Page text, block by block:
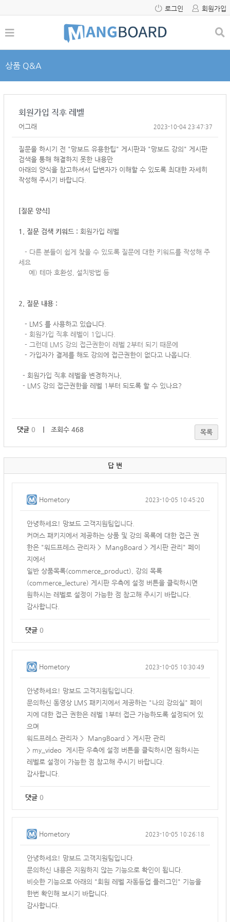
로그인 회원가입
상품 Q&A
회원가입 직후 레벨
어그래 2023-10-04 23:47:37
질문을 하시기 전 "망보드 유용한팁" 게시판과 "망보드 강의" 게시판
검색을 통해 해결하지 못한 내용만
아래의 양식을 참고하셔서 답변자가 이해할 수 있도록 최대한 자세히
작성해 주시기 바랍니다.
[질문 양식]
1. 질문 검색 키워드 : 회원가입 레벨
- 다른 분들이 쉽게 찾을 수 있도록 질문에 대한 키워드를 작성해 주
세요
예) 테마 호환성, 설치방법 등
2. 질문 내용 :
- LMS 를 사용하고 있습니다.
- 회원가입 직후 레벨이 1입니다.
- 그런데 LMS 강의 접근권한이 레벨 2부터 되기 때문에
- 가입자가 결제를 해도 강의에 접근권한이 없다고 나옵니다.
- 회원가입 직후 레벨을 변경하거나,
- LMS 강의 접근권한을 레벨 1부터 되도록 할 수 있나요?
댓글 0 ｜ 조회수 468 목록
답 변
Hometory 2023-10-05 10:45:20
안녕하세요! 망보드 고객지원팀입니다.
커머스 패키지에서 제공하는 상품 및 강의 목록에 대한 접근 권
한은 "워드프레스 관리자 > MangBoard > 게시판 관리" 페이
지에서
일반 상품목록(commerce_product), 강의 목록
(commerce_lecture) 게시판 우측에 설정 버튼을 클릭하시면
원하시는 레벨로 설정이 가능한 점 참고해 주시기 바랍니다.
감사합니다.
댓글 0
Hometory 2023-10-05 10:30:49
안녕하세요! 망보드 고객지원팀입니다.
문의하신 동영상 LMS 패키지에서 제공하는 "나의 강의실" 페이
지에 대한 접근 권한은 레벨 1부터 접근 가능하도록 설정되어 있
으며
워드프레스 관리자 > MangBoard > 게시판 관리
> my_video 게시판 우측에 설정 버튼을 클릭하시면 원하시는
레벨로 설정이 가능한 점 참고해 주시기 바랍니다.
감사합니다.
댓글 0
Hometory 2023-10-05 10:26:18
안녕하세요! 망보드 고객지원팀입니다.
문의하신 내용은 지원하지 않는 기능으로 확인이 됩니다.
비슷한 기능으로 아래의 "회원 레벨 자동등업 플러그인" 기능을
한번 확인해 보시기 바랍니다.
감사합니다.